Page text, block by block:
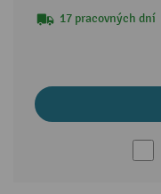
17 pracovných dní